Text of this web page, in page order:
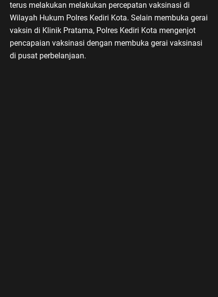
terus melakukan melakukan percepatan vaksinasi di
Wilayah Hukum Polres Kediri Kota. Selain membuka gerai
vaksin di Klinik Pratama, Polres Kediri Kota mengenjot
pencapaian vaksinasi dengan membuka gerai vaksinasi
di pusat perbelanjaan.